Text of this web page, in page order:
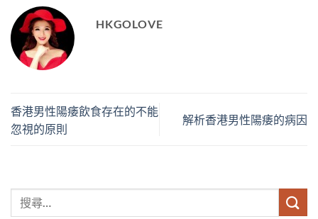
HKGOLOVE
香港男性陽痿飲食存在的不能
忽視的原則
解析香港男性陽痿的病因